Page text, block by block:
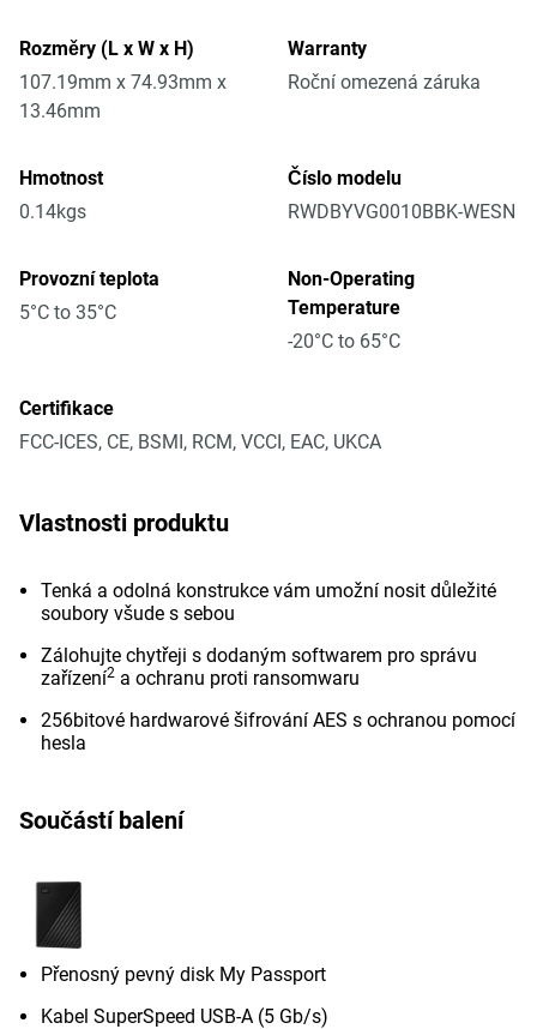
Rozměry (L x W x H)
107.19mm x 74.93mm x
13.46mm
Warranty
Roční omezená záruka
Hmotnost
0.14kgs
Číslo modelu
RWDBYVG0010BBK-WESN
Provozní teplota
5°C to 35°C
Non-Operating
Temperature
-20°C to 65°C
Certifikace
FCC-ICES, CE, BSMI, RCM, VCCI, EAC, UKCA
Vlastnosti produktu
Tenká a odolná konstrukce vám umožní nosit důležité
soubory všude s sebou
Zálohujte chytřeji s dodaným softwarem pro správu
zařízení2 a ochranu proti ransomwaru
256bitové hardwarové šifrování AES s ochranou pomocí
hesla
Součástí balení
Přenosný pevný disk My Passport
Kabel SuperSpeed USB-A (5 Gb/s)